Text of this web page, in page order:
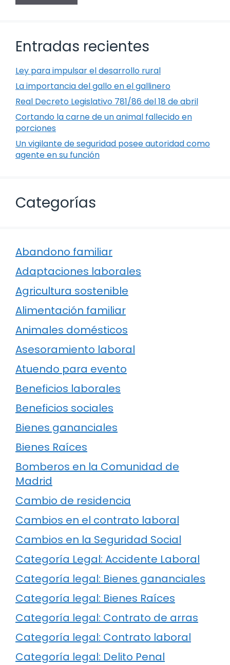
Entradas recientes
Ley para impulsar el desarrollo rural
La importancia del gallo en el gallinero
Real Decreto Legislativo 781/86 del 18 de abril
Cortando la carne de un animal fallecido en
porciones
Un vigilante de seguridad posee autoridad como
agente en su función
Categorías
Abandono familiar
Adaptaciones laborales
Agricultura sostenible
Alimentación familiar
Animales domésticos
Asesoramiento laboral
Atuendo para evento
Beneficios laborales
Beneficios sociales
Bienes gananciales
Bienes Raíces
Bomberos en la Comunidad de
Madrid
Cambio de residencia
Cambios en el contrato laboral
Cambios en la Seguridad Social
Categoría Legal: Accidente Laboral
Categoría legal: Bienes gananciales
Categoría legal: Bienes Raíces
Categoría legal: Contrato de arras
Categoría legal: Contrato laboral
Categoría legal: Delito Penal